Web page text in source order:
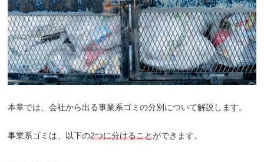
本章では、会社から出る事業系ゴミの分別について解説します。
事業系ゴミは、以下の2つに分けることができます。